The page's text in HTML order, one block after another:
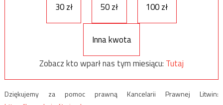
30 zł
50 zł 100 zł
Inna kwota
Zobacz kto wparł nas tym miesiącu: Tutaj
Dziękujemy za pomoc prawną Kancelarii Prawnej Litwin: